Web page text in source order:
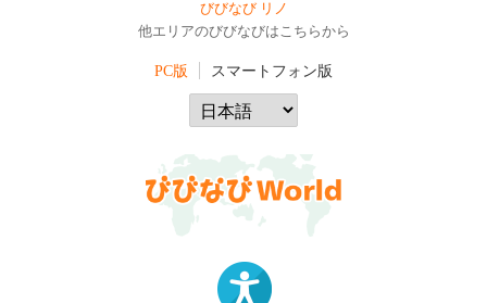
びびなび リノ
他エリアのびびなびはこちらから
PC版 スマートフォン版